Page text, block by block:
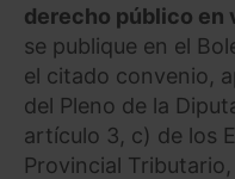
derecho público en
se publique en el
el citado convenio,
del Pleno de la
artículo 3, c) de los
Provincial